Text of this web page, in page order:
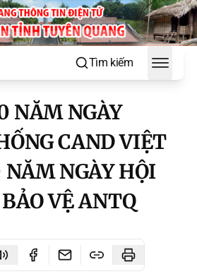
Tìm kiếm
Toggle
NĂM NGÀY
CAND VIỆT
NGÀY HỘI
VỆ ANTQ